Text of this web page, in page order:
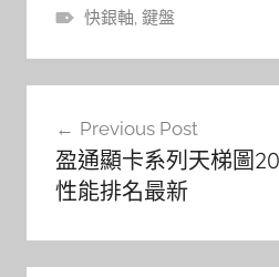
快銀軸, 鍵盤
Previous Post
盈通顯卡系列天梯圖
性能排名最新